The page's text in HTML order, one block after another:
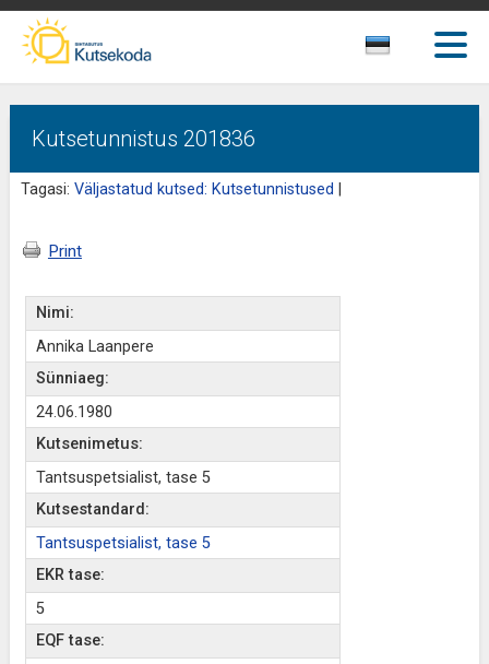
Kutsetunnistus 201836
Tagasi: Väljastatud kutsed: Kutsetunnistused
Print
Nimi:
Annika Laanpere
Sünniaeg:
24.06.1980
Kutsenimetus:
Tantsuspetsialist, tase 5
Kutsestandard:
Tantsuspetsialist, tase 5
EKR tase:
5
EQF tase: